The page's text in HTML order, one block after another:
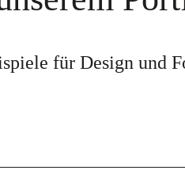
für Design und